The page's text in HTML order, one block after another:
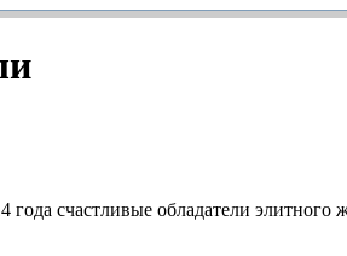
счастливые обладатели